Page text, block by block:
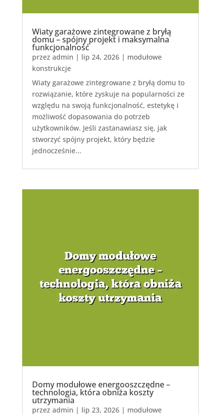
Wiaty garażowe zintegrowane z bryłą
domu – spójny projekt i maksymalna
funkcjonalność
przez admin | lip 24, 2026| modułowe
konstrukcje
Wiaty garażowe zintegrowane z bryłą domu to
rozwiązanie, które zyskuje na popularności ze
względu na swoją funkcjonalność, estetykę i
możliwość dopasowania do potrzeb
użytkowników. Jeśli zastanawiasz się, jak
stworzyć spójny projekt, który będzie
jednocześnie...
Domy modułowe energooszczędne –
technologia, która obniża koszty
utrzymania
przez admin | lip 23, 2026| modułowe